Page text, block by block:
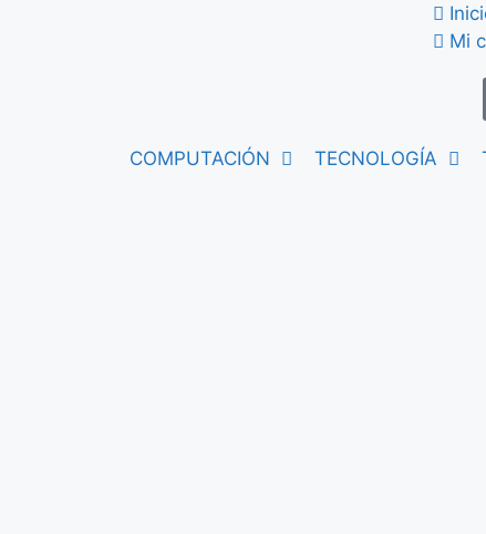
Mi
COMPUTACIÓN TECNOLOGÍA